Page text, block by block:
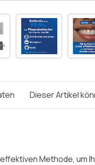
Dieser Artikel
Methode, um